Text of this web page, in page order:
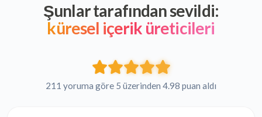
Şunlar tarafından sevildi:
küresel içerik üreticileri
211 yoruma göre 5 üzerinden 4.98 puan aldı